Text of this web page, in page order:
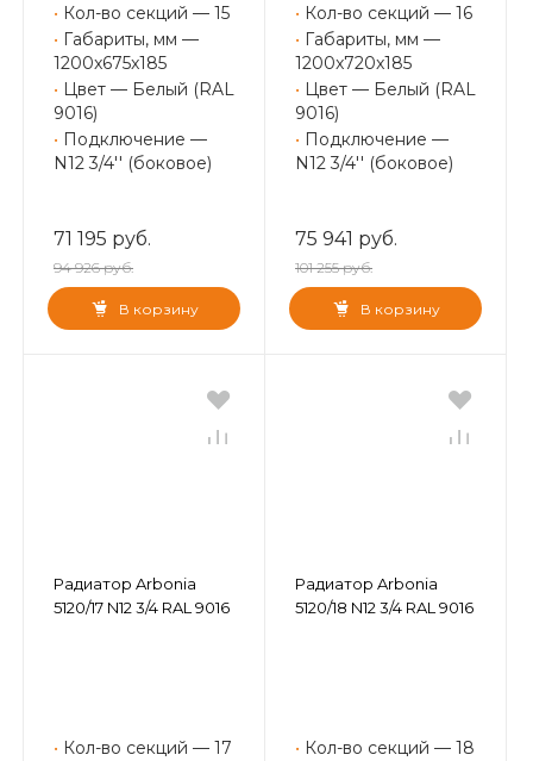
• Кол-во секций — 15
• Габариты, мм —
1200x675x185
• Цвет — Белый (RAL
9016)
• Подключение —
N12 3/4'' (боковое)
71 195 руб.
94 926 руб.
В корзину
• Кол-во секций — 16
• Габариты, мм —
1200x720x185
• Цвет — Белый (RAL
9016)
• Подключение —
N12 3/4'' (боковое)
75 941 руб.
101 255 руб.
В корзину
Радиатор Arbonia
5120/17 N12 3/4 RAL 9016
• Кол-во секций — 17
Радиатор Arbonia
5120/18 N12 3/4 RAL 9016
• Кол-во секций — 18